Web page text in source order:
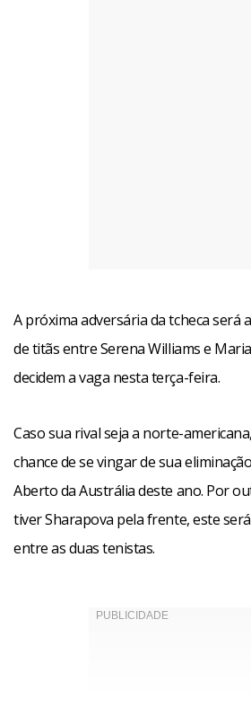
A próxima adversária da tcheca será
de titãs entre Serena Williams e
decidem a vaga nesta terça-feira.
Caso sua rival seja a norte-
chance de se vingar de sua
Aberto da Austrália deste ano. Por
tiver Sharapova pela frente, este
entre as duas tenistas.